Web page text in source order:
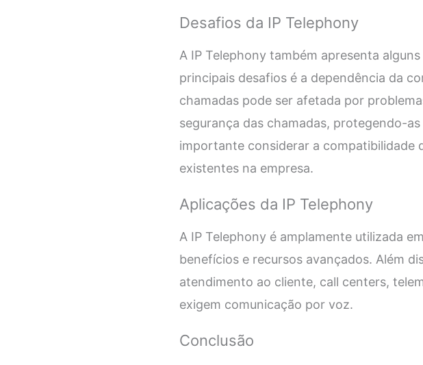
Desafios da IP Telephony
A IP Telephony também apresenta
principais desafios é a dependência da
chamadas pode ser afetada por
segurança das chamadas, protegendo-
importante considerar a compatibilidade
existentes na empresa.
Aplicações da IP Telephony
A IP Telephony é amplamente utilizada
benefícios e recursos avançados. Além
atendimento ao cliente, call centers,
exigem comunicação por voz.
Conclusão